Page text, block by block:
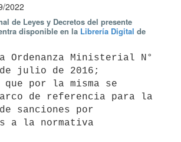
2022
de Leyes y Decretos del presente
disponible en la Librería Digital de
julio de 2016;
que por la misma se
de referencia para la
sanciones por
a la normativa